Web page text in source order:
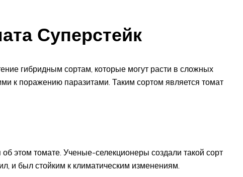
Суперстейк
гибридным сортам, которые могут расти в сложных
к поражению паразитами. Таким сортом является томат
этом томате. Ученые-селекционеры создали такой сорт
и был стойким к климатическим изменениям.